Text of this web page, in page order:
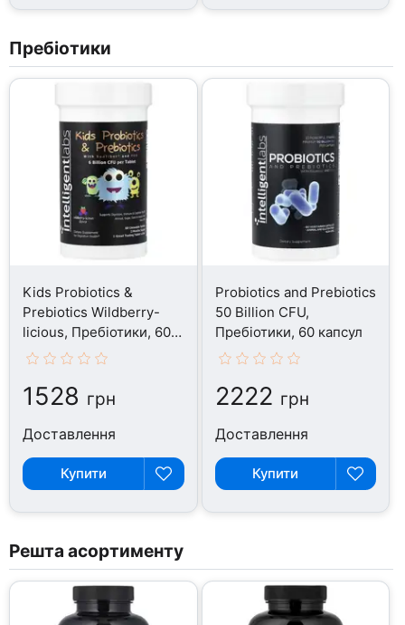
Пребіотики
Kids Probiotics &
Prebiotics Wildberry-
licious, Пребіотики, 60
таблеток
1528 грн
Доставлення
Купити
Probiotics and Prebiotics
50 Billion CFU,
Пребіотики, 60 капсул
2222 грн
Доставлення
Купити
Решта асортименту